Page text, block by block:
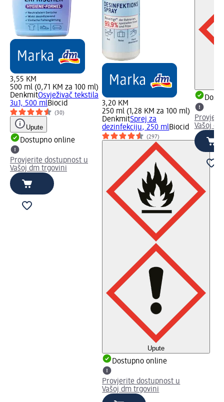
3,55 KM
500 ml (0,71 KM za 100 ml)
DenkmitOsvježivač tekstila
3u1, 500 mlBiocid
(30)
Upute
Dostupno online
Provjerite dostupnost u
Vašoj dm trgovini
3,20 KM
250 ml (1,28 KM za 100 ml)
DenkmitSprej za
dezinfekciju, 250 mlBiocid
(297)
Upute
Dostupno online
Provjerite dostupnost u
Vašoj dm trgovini
Vašoj